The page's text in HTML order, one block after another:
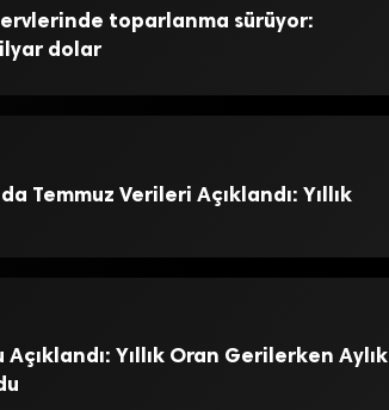
toparlanma sürüyor:
dolar
Temmuz Verileri Açıklandı: Yıllık
Yıllık Oran Gerilerken Aylık